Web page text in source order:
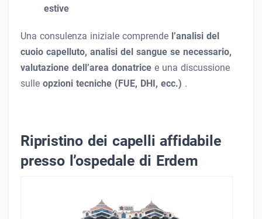
estive
Una consulenza iniziale comprende l’analisi del
cuoio capelluto, analisi del sangue se necessario,
valutazione dell’area donatrice e una discussione
sulle opzioni tecniche (FUE, DHI, ecc.) .
Ripristino dei capelli affidabile
presso l’ospedale di Erdem